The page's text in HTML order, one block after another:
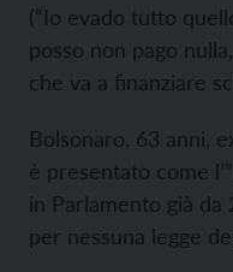
(“Io evado tutto
posso non pago
che va a finanziare
Bolsonaro, 63 anni,
è presentato come
in Parlamento già
per nessuna legge